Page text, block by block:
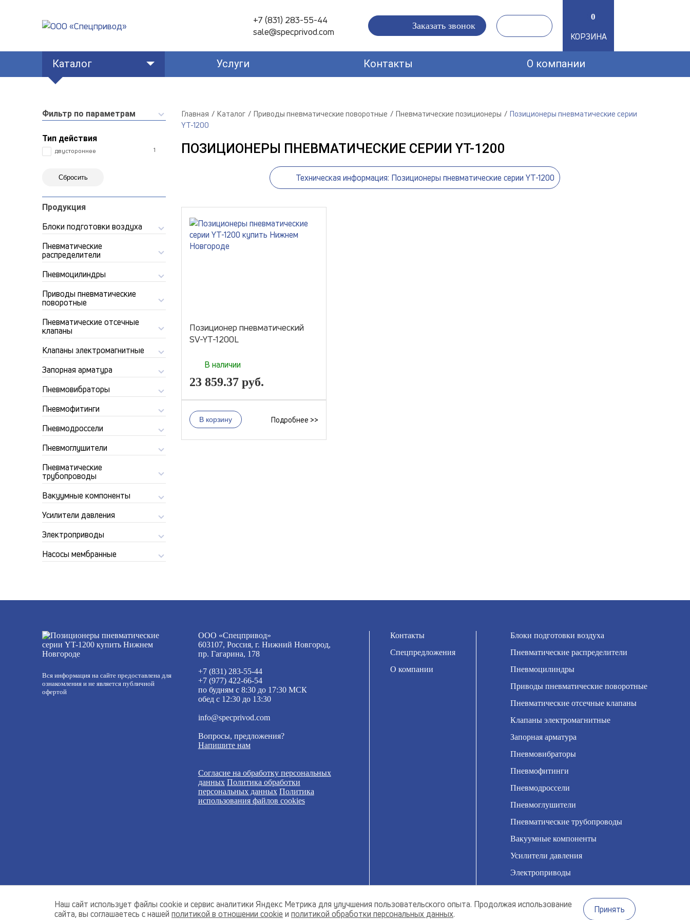
+7 (831) 283-55-44
sale@specprivod.com
Заказать звонок
0
0
КОРЗИНА
Каталог Услуги Контакты О компании
Фильтр по параметрам
Тип действия
двустороннее 1
Сбросить
Продукция
Блоки подготовки воздуха
Пневматические
распределители
Пневмоцилиндры
Приводы пневматические
поворотные
Пневматические отсечные
клапаны
Клапаны электромагнитные
Запорная арматура
Пневмовибраторы
Пневмофитинги
Пневмодроссели
Пневмоглушители
Пневматические
трубопроводы
Вакуумные компоненты
Усилители давления
Электроприводы
Насосы мембранные
Главная Каталог Приводы пневматические поворотные Пневматические позиционеры
Позиционеры пневматические серии
YT-1200
ПОЗИЦИОНЕРЫ ПНЕВМАТИЧЕСКИЕ СЕРИИ YT-1200
Техническая информация: Позиционеры пневматические серии YT-1200
Позиционер пневматический
SV-YT-1200L
В наличии
23 859.37 руб.
В корзину Подробнее >>
Вся информация на сайте предоставлена для
ознакомления и не является публичной
офертой
ООО «Спецпривод»
603107, Россия, г. Нижний Новгород,
пр. Гагарина, 178
+7 (831) 283-55-44
+7 (977) 422-66-54
по будням с 8:30 до 17:30 МСК
обед с 12:30 до 13:30
info@specprivod.com
Вопросы, предложения?
Напишите нам
Согласие на обработку персональных
данных Политика обработки
персональных данных Политика
использования файлов cookies
Контакты
Спецпредложения
О компании
Блоки подготовки воздуха
Пневматические распределители
Пневмоцилиндры
Приводы пневматические поворотные
Пневматические отсечные клапаны
Клапаны электромагнитные
Запорная арматура
Пневмовибраторы
Пневмофитинги
Пневмодроссели
Пневмоглушители
Пневматические трубопроводы
Вакуумные компоненты
Усилители давления
Электроприводы
Наш сайт использует файлы cookie и сервис аналитики Яндекс Метрика для улучшения пользовательского опыта. Продолжая использование
сайта, вы соглашаетесь с нашей политикой в отношении cookieи политикой обработки персональных данных. Принять